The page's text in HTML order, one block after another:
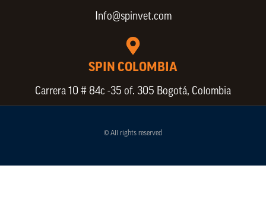
Info@spinvet.com
SPIN COLOMBIA
Carrera 10 # 84c -35 of. 305 Bogotá, Colombia
© All rights reserved